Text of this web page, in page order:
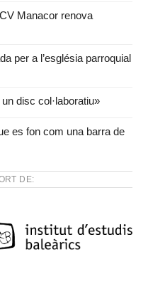
Manacor renova
per a l’església parroquial
disc col·laboratiu»
es fon com una barra de
DE: